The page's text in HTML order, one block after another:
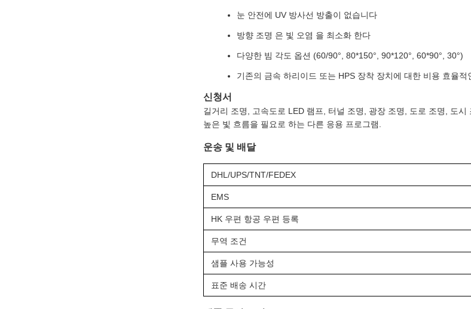
눈 안전에 UV 방사선 방출이 없습니다
방향 조명 은 빛 오염 을 최소화 한다
다양한 빔 각도 옵션 (60/90°, 80*150°, 90*120°, 60*90°, 30°)
기존의 금속 하리이드 또는 HPS 장착 장치에 대한 비용 효율적
신청서
길거리 조명, 고속도로 LED 램프, 터널 조명, 광장 조명, 도로 조명, 도
높은 빛 흐름을 필요로 하는 다른 응용 프로그램.
운송 및 배달
DHL/UPS/TNT/FEDEX
EMS
HK 우편 항공 우편 등록
무역 조건
샘플 사용 가능성
표준 배송 시간